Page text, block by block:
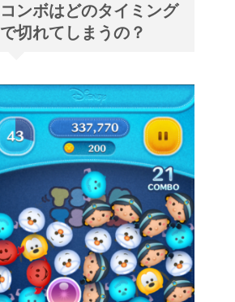
コンボはどのタイミング
で切れてしまうの？